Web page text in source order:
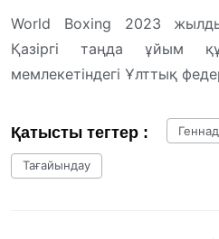
World Boxing 2023
Қазіргі таңда ұйым
мемлекетіндегі Ұлттық
Қатысты тегтер :
Тағайындау